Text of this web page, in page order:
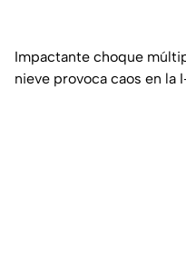
Impactante choque
nieve provoca caos en la